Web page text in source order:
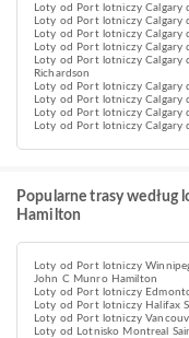
Loty od Port lotniczy Calgary
Loty od Port lotniczy Calgary
Loty od Port lotniczy Calgary
Loty od Port lotniczy
Loty od Port lotniczy Calgary
Richardson
Loty od Port lotniczy Calgary
Loty od Port lotniczy
Loty od Port lotniczy
Loty od Port lotniczy Calgary
Popularne trasy
Hamilton
Loty od Port lotniczy
John C Munro Hamilton
Loty od Port lotniczy
Loty od Port lotniczy Halifax
Loty od Port lotniczy
Loty od Lotnisko Montreal